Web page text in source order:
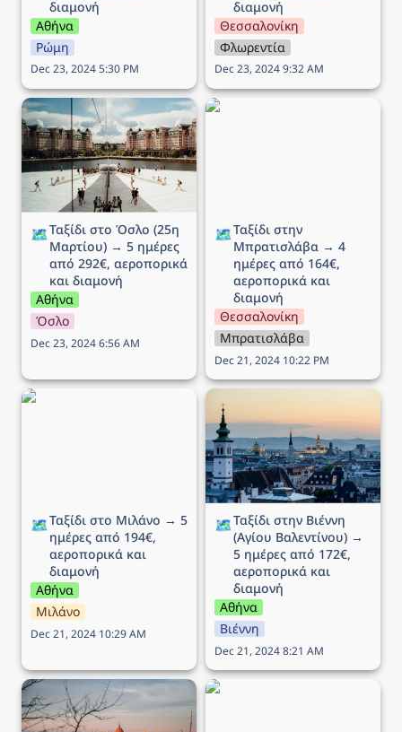
διαμονή
Αθήνα
Ρώμη
Dec 23, 2024 5:30 PM
διαμονή
Θεσσαλονίκη
Φλωρεντία
Dec 23, 2024 9:32 AM
Ταξίδι στο Όσλο (25η
Μαρτίου) → 5 ημέρες
από 292€, αεροπορικά
και διαμονή
🗺️Ταξίδι στο Όσλο (25η
Μαρτίου) → 5 ημέρες
από 292€, αεροπορικά
και διαμονή
Αθήνα
Όσλο
Dec 23, 2024 6:56 AM
Ταξίδι στην Μπρατισλάβα
🗺️Ταξίδι στην
Μπρατισλάβα → 4
ημέρες από 164€,
αεροπορικά και
διαμονή
Θεσσαλονίκη
Μπρατισλάβα
Dec 21, 2024 10:22 PM
Ταξίδι στο Μιλάνο → 5
🗺️Ταξίδι στο Μιλάνο → 5
ημέρες από 194€,
αεροπορικά και
διαμονή
Αθήνα
Μιλάνο
Dec 21, 2024 10:29 AM
Ταξίδι στην Βιέννη (Αγίου
Βαλεντίνου) → 5 ημέρες
από 172€, αεροπορικά
και διαμονή
🗺️Ταξίδι στην Βιέννη
(Αγίου Βαλεντίνου) →
5 ημέρες από 172€,
αεροπορικά και
διαμονή
Αθήνα
Βιέννη
Dec 21, 2024 8:21 AM
Ταξίδι στην Βουδαπέστη
→ 4 ημέρες (ΠΣΚ) από
Ταξίδι στην Νάπολη → 5